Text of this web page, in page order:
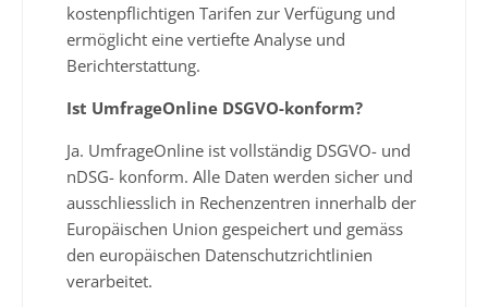
kostenpflichtigen Tarifen zur Verfügung und
ermöglicht eine vertiefte Analyse und
Berichterstattung.
Ist UmfrageOnline DSGVO-konform?
Ja. UmfrageOnline ist vollständig DSGVO- und
nDSG- konform. Alle Daten werden sicher und
ausschliesslich in Rechenzentren innerhalb der
Europäischen Union gespeichert und gemäss
den europäischen Datenschutzrichtlinien
verarbeitet.